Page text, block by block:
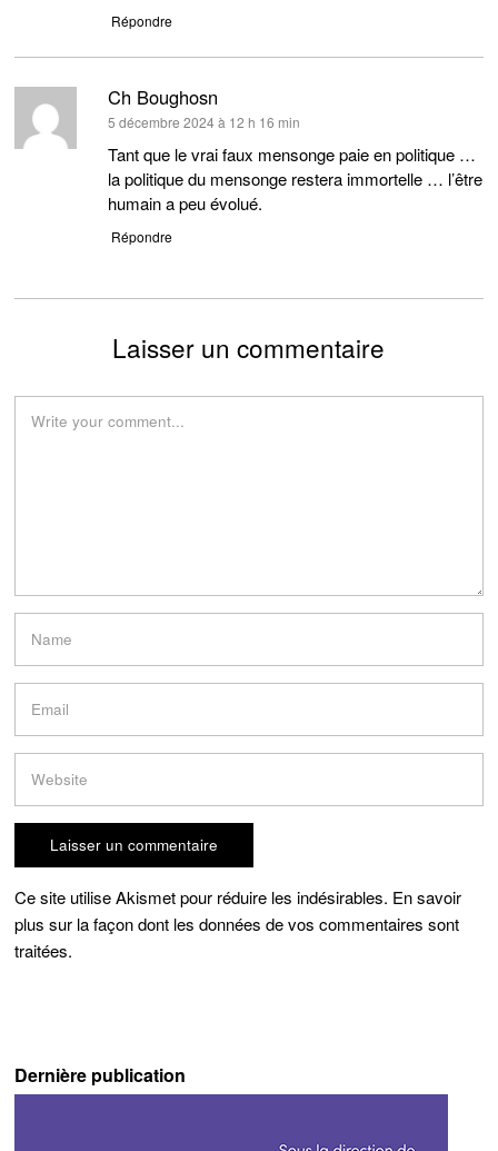
Répondre
Ch Boughosn
dit :
5 décembre 2024 à 12 h 16 min
Tant que le vrai faux mensonge paie en politique …
la politique du mensonge restera immortelle … l’être
humain a peu évolué.
Répondre
Laisser un commentaire
Ce site utilise Akismet pour réduire les indésirables. En savoir
plus sur la façon dont les données de vos commentaires sont
traitées.
Dernière publication